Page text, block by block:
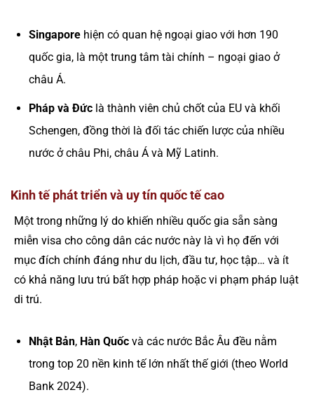
Singaporehiện có quan hệ ngoại giao với hơn 190
quốc gia, là một trung tâm tài chính – ngoại giao ở
châu Á.
Pháp và Đứclà thành viên chủ chốt của EU và khối
Schengen, đồng thời là đối tác chiến lược của nhiều
nước ở châu Phi, châu Á và Mỹ Latinh.
Kinh tế phát triển và uy tín quốc tế cao
Một trong những lý do khiến nhiều quốc gia sẵn sàng
miễn visa cho công dân các nước này là vì họ đến với
mục đích chính đáng như du lịch, đầu tư, học tập… và ít
có khả năng lưu trú bất hợp pháp hoặc vi phạm pháp luật
di trú.
Nhật Bản, Hàn Quốcvà các nước Bắc Âu đều nằm
trong top 20 nền kinh tế lớn nhất thế giới (theo World
Bank 2024).